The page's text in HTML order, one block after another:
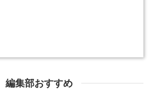
編集部おすすめ